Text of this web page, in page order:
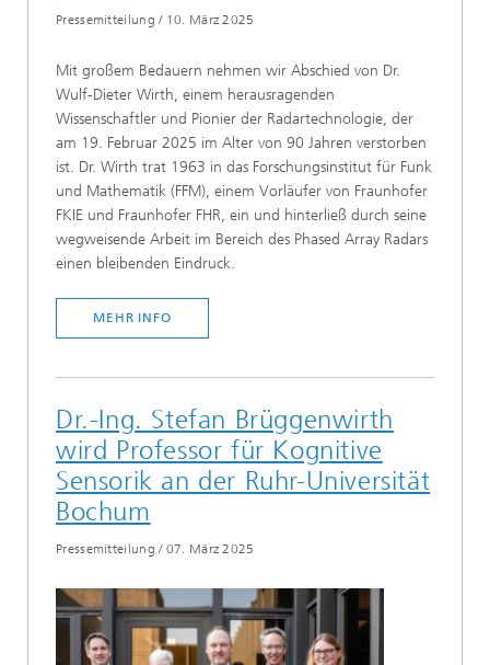
Pressemitteilung / 10. März 2025
Mit großem Bedauern nehmen wir Abschied von Dr.
Wulf-Dieter Wirth, einem herausragenden
Wissenschaftler und Pionier der Radartechnologie, der
am 19. Februar 2025 im Alter von 90 Jahren verstorben
ist. Dr. Wirth trat 1963 in das Forschungsinstitut für Funk
und Mathematik (FFM), einem Vorläufer von Fraunhofer
FKIE und Fraunhofer FHR, ein und hinterließ durch seine
wegweisende Arbeit im Bereich des Phased Array Radars
einen bleibenden Eindruck.
MEHR INFO
Dr.-Ing. Stefan Brüggenwirth
wird Professor für Kognitive
Sensorik an der Ruhr-Universität
Bochum
Pressemitteilung / 07. März 2025